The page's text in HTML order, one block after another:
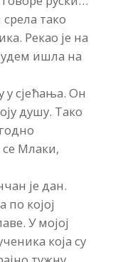
тако
Рекао је на
ишла на
сјећања. Он
душу. Тако
Млаки,
је дан.
по којој
У мојој
која су